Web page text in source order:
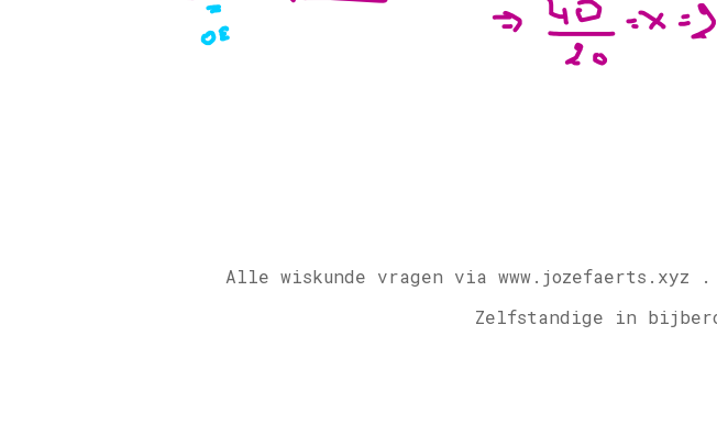
Alle wiskunde vragen via www.jozefaerts.xyz .
Zelfstandige in